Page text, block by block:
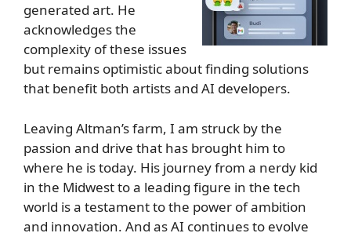
generated art. He
acknowledges the
complexity of these issues
but remains optimistic about finding solutions
that benefit both artists and AI developers.
Leaving Altman’s farm, I am struck by the
passion and drive that has brought him to
where he is today. His journey from a nerdy kid
in the Midwest to a leading figure in the tech
world is a testament to the power of ambition
and innovation. And as AI continues to evolve